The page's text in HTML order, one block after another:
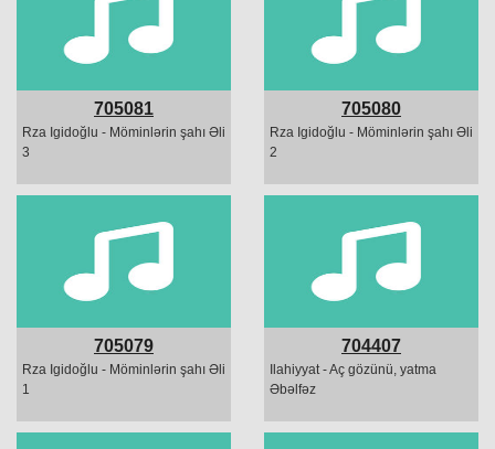
705081
Rza Igidoğlu - Möminlərin şahı Əli
3
705080
Rza Igidoğlu - Möminlərin şahı Əli
2
705079
Rza Igidoğlu - Möminlərin şahı Əli
1
704407
Ilahiyyat - Aç gözünü, yatma
Əbəlfəz